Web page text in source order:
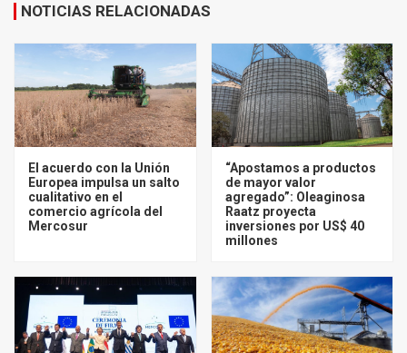
NOTICIAS RELACIONADAS
El acuerdo con la Unión
Europea impulsa un salto
cualitativo en el
comercio agrícola del
Mercosur
“Apostamos a productos
de mayor valor
agregado”: Oleaginosa
Raatz proyecta
inversiones por US$ 40
millones